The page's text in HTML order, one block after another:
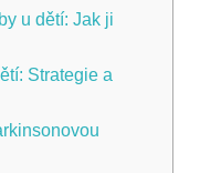
u dětí: Jak ji
​Strategie ‌a